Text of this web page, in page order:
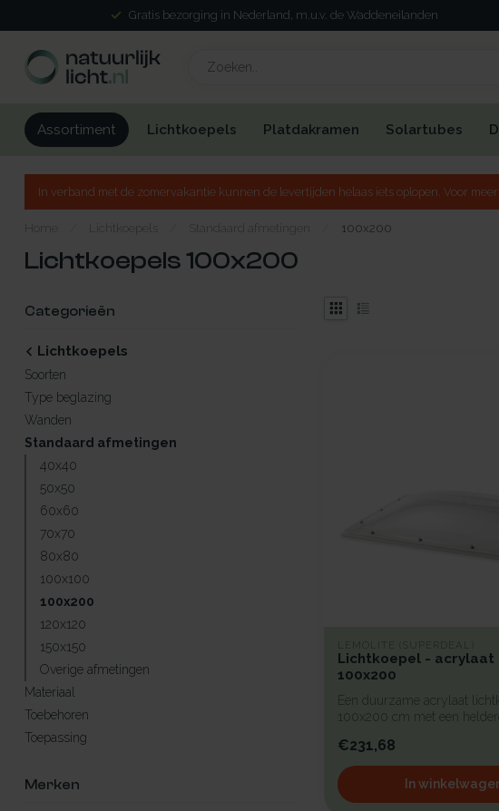
Gratis bezorging in Nederland, m.u.v. de Waddeneilanden
Assortiment Lichtkoepels Platdakramen Solartubes
In verband met de zomervakantie kunnen de levertijden helaas iets oplopen. Voor
Home Lichtkoepels Standaard afmetingen 100x200
Lichtkoepels 100x200
Categorieën
Lichtkoepels
Soorten
Type beglazing
Wanden
Standaard afmetingen
40x40
50x50
60x60
70x70
80x80
100x100
100x200
120x120
150x150
Overige afmetingen
Materiaal
Toebehoren
Toepassing
Merken
LEMOLITE (SUPERDEAL)
Lichtkoepel - acrylaat
100x200
Een duurzame acrylaat
100x200 cm met een
€231,68
In